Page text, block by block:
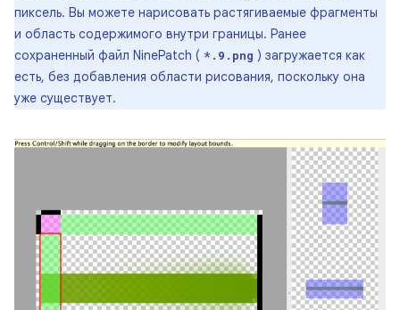
пиксель. Вы можете нарисовать растягиваемые фрагменты
и область содержимого внутри границы. Ранее
сохраненный файл NinePatch ( *.9.png ) загружается как
есть, без добавления области рисования, поскольку она
уже существует.